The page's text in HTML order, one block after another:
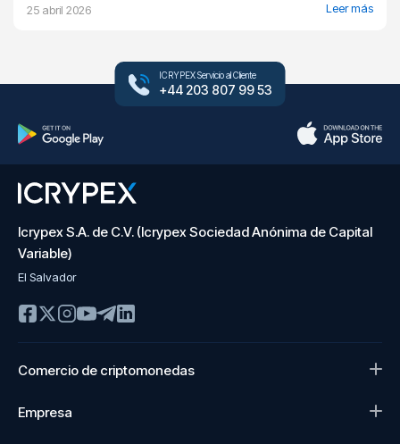
25 abril 2026 Leer más
ICRYPEX Servicio al Cliente
+44 203 807 99 53
Icrypex S.A. de C.V. (Icrypex Sociedad Anónima de Capital
Variable)
El Salvador
Comercio de criptomonedas
Empresa